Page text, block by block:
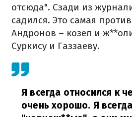
отсюда". Сзади из
садился. Это самая
Андронов – козел и
Суркису и Газзаеву.
Я всегда относился к
очень хорошо. Я